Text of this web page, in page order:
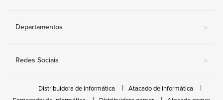
Departamentos >
Redes Sociais >
Distribuidora de informática
Atacado de informática